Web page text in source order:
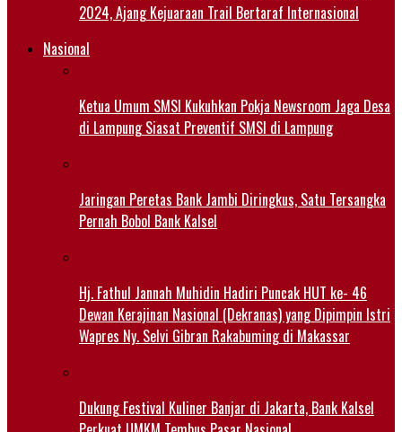
2024, Ajang Kejuaraan Trail Bertaraf Internasional
Nasional
Ketua Umum SMSI Kukuhkan Pokja Newsroom Jaga Desa
di Lampung Siasat Preventif SMSI di Lampung
Jaringan Peretas Bank Jambi Diringkus, Satu Tersangka
Pernah Bobol Bank Kalsel
Hj. Fathul Jannah Muhidin Hadiri Puncak HUT ke- 46
Dewan Kerajinan Nasional (Dekranas) yang Dipimpin Istri
Wapres Ny. Selvi Gibran Rakabuming di Makassar
Dukung Festival Kuliner Banjar di Jakarta, Bank Kalsel